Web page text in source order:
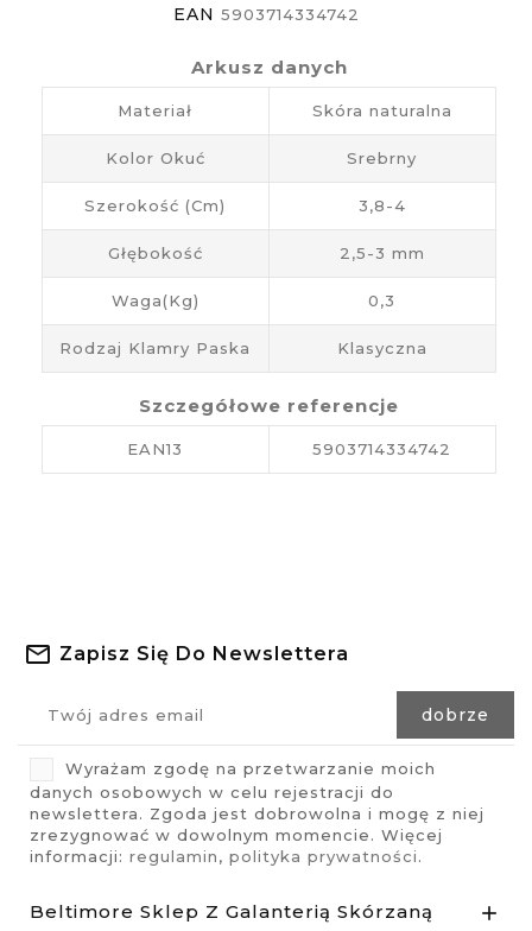
EAN 5903714334742
Arkusz danych
Materiał Skóra naturalna
Kolor Okuć Srebrny
Szerokość (cm) 3,8-4
Głębokość 2,5-3 mm
Waga(kg) 0,3
Rodzaj Klamry Paska Klasyczna
Szczegółowe referencje
EAN13 5903714334742
Zapisz Się Do Newslettera
Wyrażam zgodę na przetwarzanie moich
danych osobowych w celu rejestracji do
newslettera. Zgoda jest dobrowolna i mogę z niej
zrezygnować w dowolnym momencie. Więcej
informacji: regulamin, polityka prywatności.
Beltimore Sklep Z Galanterią Skórzaną 